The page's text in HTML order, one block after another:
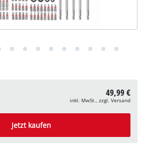
49,99 €
inkl. MwSt., zzgl. Versand
Jetzt kaufen